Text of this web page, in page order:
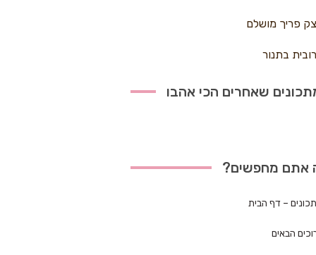
פריך מושלם
בתנור
שאחרים הכי אהבו
אתם מחפשים?
– דף הבית
הבאים